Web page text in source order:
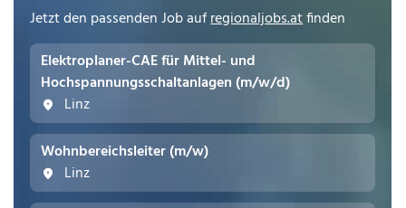
Jetzt den passenden Job aufregionaljobs.atfinden
Elektroplaner-CAE für Mittel- und
Hochspannungs­schaltanlagen (m/w/d)
Linz
Wohnbereichsleiter (m/w)
Linz